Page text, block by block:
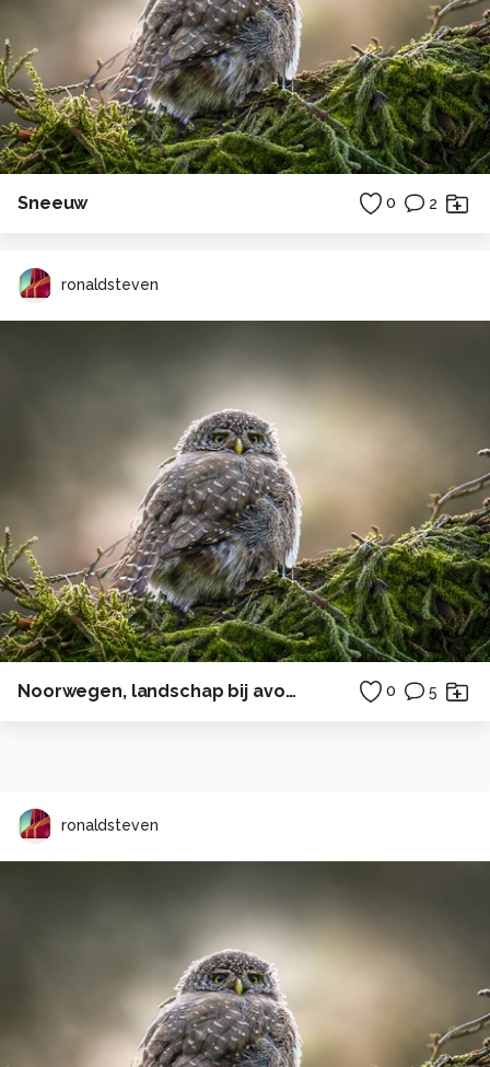
Sneeuw 0 2
ronaldsteven
Noorwegen, landschap bij avond 0 5
ronaldsteven